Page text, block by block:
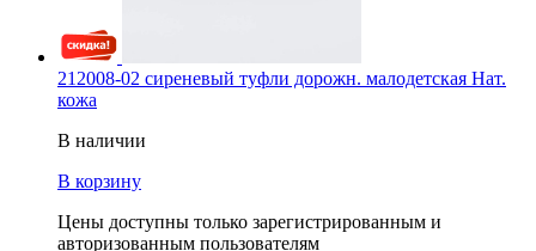
212008-02 сиреневый туфли дорожн. малодетская Нат.
кожа
В наличии
В корзину
Цены доступны только зарегистрированным и
авторизованным пользователям